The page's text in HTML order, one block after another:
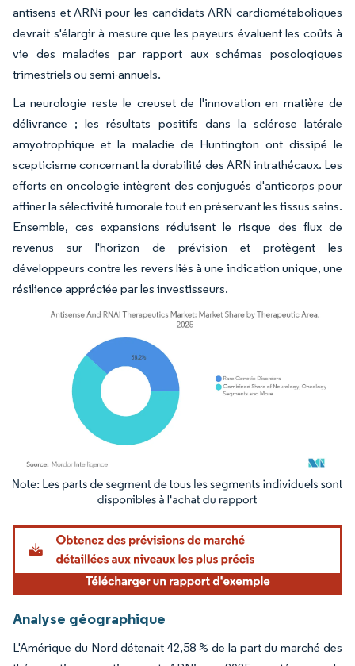
antisens et ARNi pour les candidats ARN cardiométaboliques
devrait s'élargir à mesure que les payeurs évaluent les coûts à
vie des maladies par rapport aux schémas posologiques
trimestriels ou semi-annuels.
La neurologie reste le creuset de l'innovation en matière de
délivrance ; les résultats positifs dans la sclérose latérale
amyotrophique et la maladie de Huntington ont dissipé le
scepticisme concernant la durabilité des ARN intrathécaux. Les
efforts en oncologie intègrent des conjugués d'anticorps pour
affiner la sélectivité tumorale tout en préservant les tissus sains.
Ensemble, ces expansions réduisent le risque des flux de
revenus sur l'horizon de prévision et protègent les
développeurs contre les revers liés à une indication unique, une
résilience appréciée par les investisseurs.
Image © Mordor Intelligence. La réutilisation nécessite une attribution sous CC BY
Analyse géographique
L'Amérique du Nord détenait 42,58 % de la part du marché des